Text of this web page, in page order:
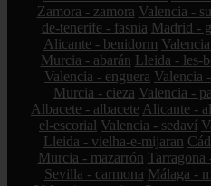
Zamora - zamora Valencia -
de-tenerife - fasnia Madrid -
Alicante - benidorm
Murcia - abarán Lleida - les-
Valencia - enguera Valencia
Murcia - cieza Valencia -
Albacete - albacete Alicante -
el-escorial Valencia - sedaví
Lleida - vielha-e-mijaran
Murcia - mazarrón Tarragona
Sevilla - carmona Málaga -